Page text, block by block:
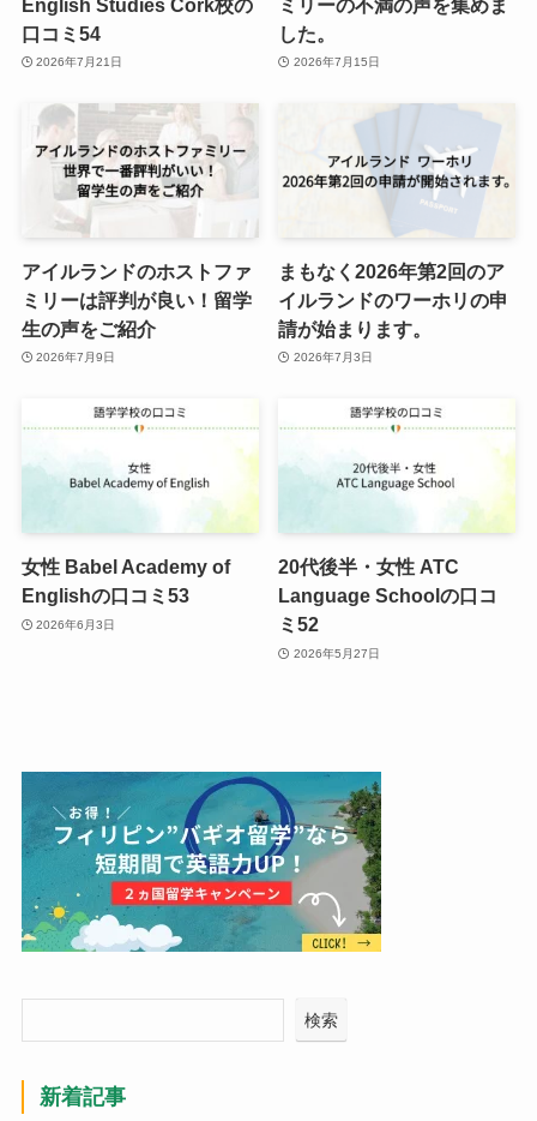
口コミ54
2026年7月21日
した。
2026年7月15日
アイルランドのホストファ
ミリーは評判が良い！留学
生の声をご紹介
2026年7月9日
まもなく2026年第2回のア
イルランドのワーホリの申
請が始まります。
2026年7月3日
女性 Babel Academy of
Englishの口コミ53
2026年6月3日
20代後半・女性 ATC
Language Schoolの口コ
ミ52
2026年5月27日
検索
新着記事